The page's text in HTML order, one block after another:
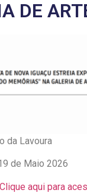
DE
da Lavoura
de Maio 2026
Clique aqui para